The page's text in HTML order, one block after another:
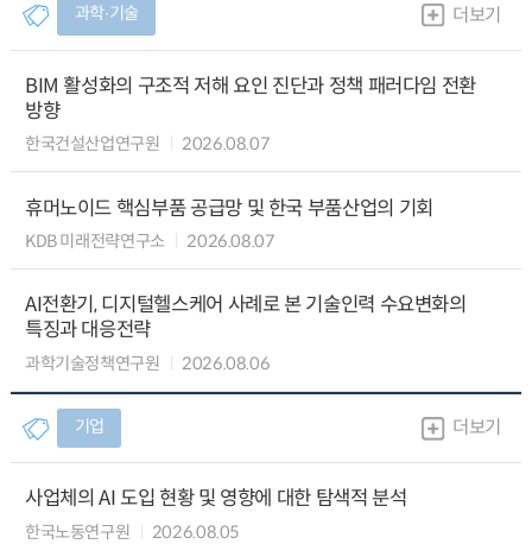
과학∙기술 더보기
BIM 활성화의 구조적 저해 요인 진단과 정책 패러다임 전환
방향
한국건설산업연구원 2026.08.07
휴머노이드 핵심부품 공급망 및 한국 부품산업의 기회
KDB 미래전략연구소 2026.08.07
AI전환기, 디지털헬스케어 사례로 본 기술인력 수요변화의
특징과 대응전략
과학기술정책연구원 2026.08.06
기업 더보기
사업체의 AI 도입 현황 및 영향에 대한 탐색적 분석
한국노동연구원 2026.08.05